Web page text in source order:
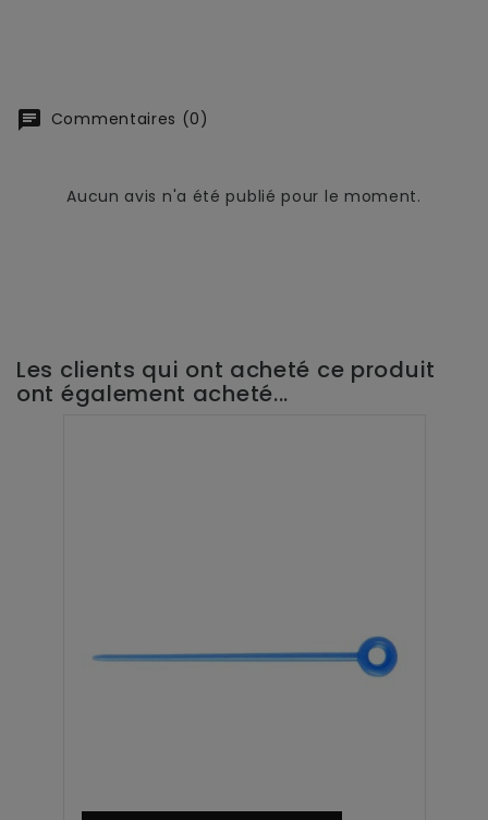
chat Commentaires (0)
Aucun avis n'a été publié pour le moment.
Les clients qui ont acheté ce produit
ont également acheté...